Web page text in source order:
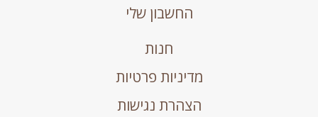
החשבון שלי
מדיניות פרטיות
הצהרת נגישות